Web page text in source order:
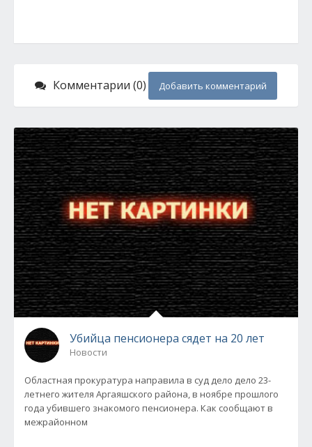
Комментарии (0) Добавить комментарий
Убийца пенсионера сядет на 20 лет
Новости
Областная прокуратура направила в суд дело дело 23-
летнего жителя Аргаяшского района, в ноябре прошлого
года убившего знакомого пенсионера. Как сообщают в
межрайонном